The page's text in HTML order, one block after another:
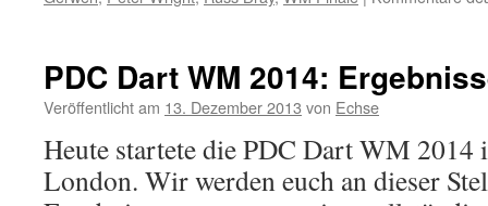
PDC Dart WM 2014:
Veröffentlicht am 13. Dezember 2013 von Echse
Heute startete die PDC Dart WM 2014
London. Wir werden euch an dieser